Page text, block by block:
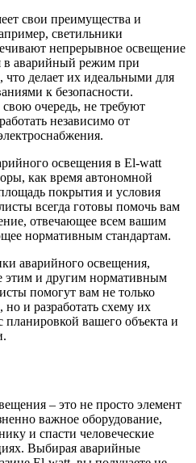
свои преимущества и
светильники
непрерывное освещение
в аварийный режим при
делает их идеальными для
к безопасности.
очередь, не требуют
независимо от
освещения в El-watt
как время автономной
покрытия и условия
всегда готовы помочь вам
отвечающее всем вашим
нормативным стандартам.
аварийного освещения,
этим и другим нормативным
помогут вам не только
и разработать схему их
планировкой вашего объекта и
– это не просто элемент
важное оборудование,
и спасти человеческие
Выбирая аварийные